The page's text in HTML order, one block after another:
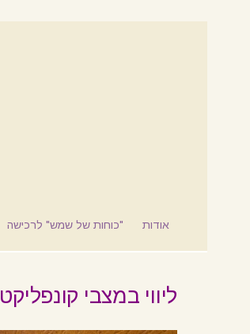
אודות "כוחות של שמש" לרכישה
ליווי במצבי קונפליקט